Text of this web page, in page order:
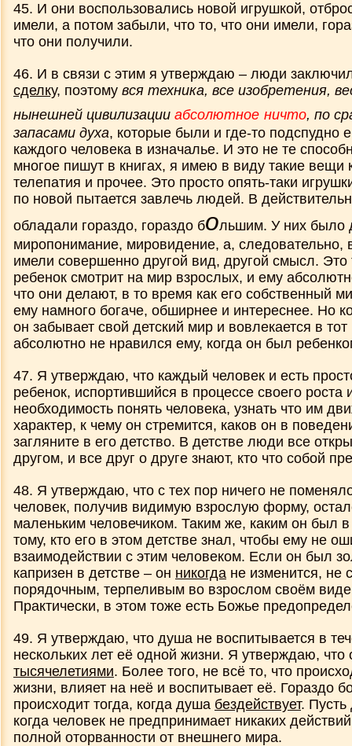
45. И они воспользовались новой игрушкой,
имели, а потом забыли, что то, что они имели,
что они получили.
46. И в связи с этим я утверждаю – люди
сделку, поэтому вся техника, все изобретения,
нынешней цивилизации абсолютное ничто, по
запасами духа, которые были и где-то подспудно
каждого человека в изначалье. И это не те
многое пишут в книгах, я имею в виду такие вещи
телепатия и прочее. Это просто опять-таки
по новой пытается завлечь людей. В
обладали гораздо, гораздо большим. У них было
миропонимание, мировидение, а, следовательно,
имели совершенно другой вид, другой смысл. Это
ребенок смотрит на мир взрослых, и ему
что они делают, в то время как его собственный
ему намного богаче, обширнее и интереснее. Но
он забывает свой детский мир и вовлекается в
абсолютно не нравился ему, когда он был
47. Я утверждаю, что каждый человек и есть
ребенок, испортившийся в процессе своего роста
необходимость понять человека, узнать что им
характер, к чему он стремится, каков он в
загляните в его детство. В детстве люди все
другом, и все друг о друге знают, кто что собой
48. Я утверждаю, что с тех пор ничего не
человек, получив видимую взрослую форму,
маленьким человечиком. Таким же, каким он был в
тому, кто его в этом детстве знал, чтобы ему не
взаимодействии с этим человеком. Если он был
капризен в детстве – он никогда не изменится, не
порядочным, терпеливым во взрослом своём
Практически, в этом тоже есть Божье
49. Я утверждаю, что душа не воспитывается в
нескольких лет её одной жизни. Я утверждаю, что
тысячелетиями. Более того, не всё то, что
жизни, влияет на неё и воспитывает её. Гораздо
происходит тогда, когда душа бездействует. Пусть
когда человек не предпринимает никаких
полной оторванности от внешнего мира.